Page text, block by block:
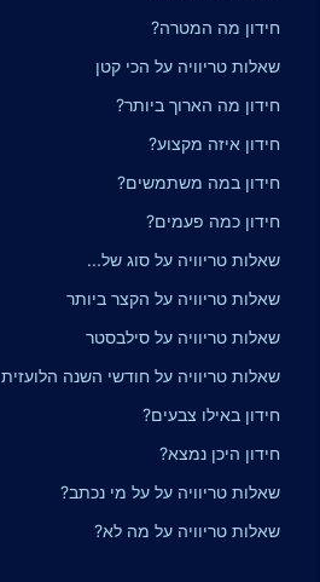
חידון מה המטרה?
שאלות טריוויה על הכי קטן
חידון מה הארוך ביותר?
חידון איזה מקצוע?
חידון במה משתמשים?
חידון כמה פעמים?
שאלות טריוויה על סוג של...
שאלות טריוויה על הקצר ביותר
שאלות טריוויה על סילבסטר
שאלות טריוויה על חודשי השנה הלועזית
חידון באילו צבעים?
חידון היכן נמצא?
שאלות טריוויה על על מי נכתב?
שאלות טריוויה על מה לא?